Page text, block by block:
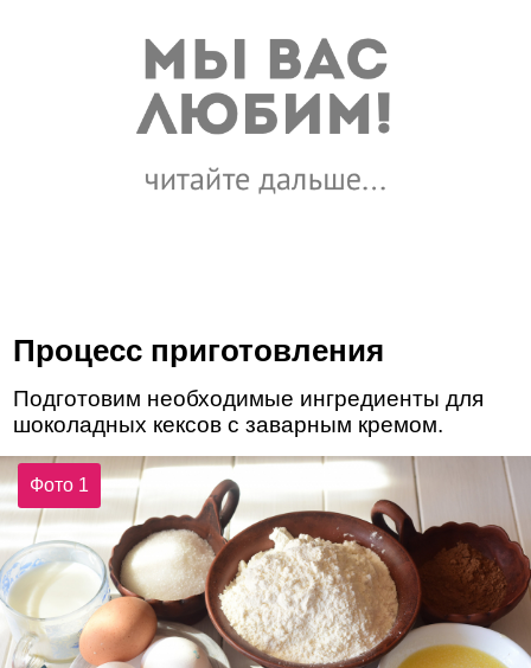
Процесс приготовления
Подготовим необходимые ингредиенты для
шоколадных кексов с заварным кремом.
Фото 1